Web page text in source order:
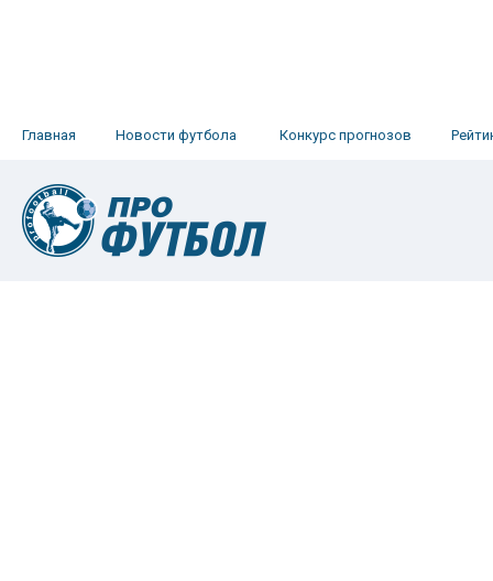
Главная Новости футбола Конкурс прогнозов